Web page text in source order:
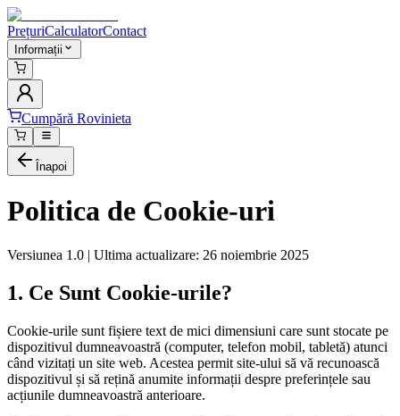
PrețuriCalculatorContact
Informații
Cumpără Rovinieta
Înapoi
Politica de Cookie-uri
Versiunea 1.0 | Ultima actualizare: 26 noiembrie 2025
1. Ce Sunt Cookie-urile?
Cookie-urile sunt fișiere text de mici dimensiuni care sunt stocate pe
dispozitivul dumneavoastră (computer, telefon mobil, tabletă) atunci
când vizitați un site web. Acestea permit site-ului să vă recunoască
dispozitivul și să rețină anumite informații despre preferințele sau
acțiunile dumneavoastră anterioare.